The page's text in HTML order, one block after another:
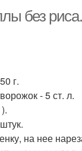
без
г.
- 5 ст. л.
на нее